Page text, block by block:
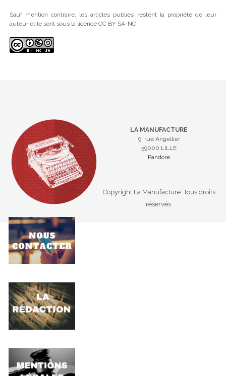
Sauf mention contraire, les articles publiés restent la propriété de leur
auteur et le sont sous la licence CC BY-SA-NC.
LA MANUFACTURE
9, rue Angellier
59000 LILLE
Pandore
Copyright La Manufacture. Tous droits
réservés.